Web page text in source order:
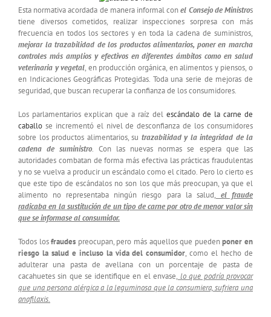
Esta normativa acordada de manera informal conel Consejo de Ministros
tiene diversos cometidos, realizar inspecciones sorpresa con más
frecuencia en todos los sectores y en toda la cadena de suministros,
mejorar la trazabilidad de los productos alimentarios, poner en marcha
controles más amplios y efectivos en diferentes ámbitos como en salud
veterinaria y vegetal, en producción orgánica, en alimentos y piensos, o
en Indicaciones Geográficas Protegidas. Toda una serie de mejoras de
seguridad, que buscan recuperar la confianza de los consumidores.
Los parlamentarios explican que a raíz del escándalo de la carne de
caballo se incrementó el nivel de desconfianza de los consumidores
sobre los productos alimentarios, su trazabilidad y la integridad de la
cadena de suministro. Con las nuevas normas se espera que las
autoridades combatan de forma más efectiva las prácticas fraudulentas
y no se vuelva a producir un escándalo como el citado. Pero lo cierto es
que este tipo de escándalos no son los que más preocupan, ya que el
alimento no representaba ningún riesgo para la salud,el fraude
radicaba en la sustitución de un tipo de carne por otro de menor valor sin
que se informase al consumidor.
Todos losfraudes preocupan, pero más aquellos que puedenponer en
riesgo la salud e incluso la vida del consumidor, como el hecho de
adulterar una pasta de avellana con un porcentaje de pasta de
cacahuetes sin que se identifique en el envase,lo que podría provocar
que una persona alérgica a la leguminosa que la consumiera, sufriera una
anafilaxis.